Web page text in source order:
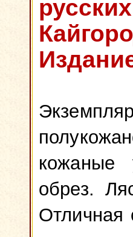
кожаные
обрез.
Отличная